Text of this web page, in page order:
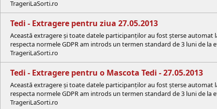
TrageriLaSorti.ro
Tedi - Extragere pentru ziua 27.05.2013
Această extragere și toate datele participanților au fost șterse
respecta normele GDPR am introds un termen standard de 3 luni de
TrageriLaSorti.ro
Tedi - Extragere pentru o Mascota Tedi - 27.05.2013
Această extragere și toate datele participanților au fost șterse
respecta normele GDPR am introds un termen standard de 3 luni de
TrageriLaSorti.ro